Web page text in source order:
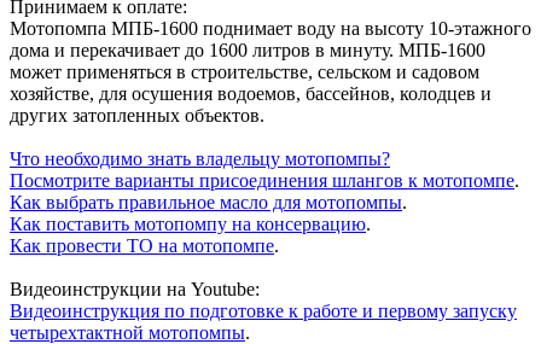
Принимаем к оплате:
Мотопомпа МПБ-1600 поднимает воду на высоту 10-этажного
дома и перекачивает до 1600 литров в минуту. МПБ-1600
может применяться в строительстве, сельском и садовом
хозяйстве, для осушения водоемов, бассейнов, колодцев и
других затопленных объектов.
Что необходимо знать владельцу мотопомпы?
Посмотрите варианты присоединения шлангов к мотопомпе.
Как выбрать правильное масло для мотопомпы.
Как поставить мотопомпу на консервацию.
Как провести ТО на мотопомпе.
Видеоинструкции на Youtube:
Видеоинструкция по подготовке к работе и первому запуску
четырехтактной мотопомпы.